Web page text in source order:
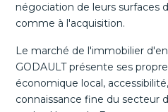
négociation de leurs surfaces
comme à l'acquisition.
Le marché de l'immobilier
GODAULT présente ses
économique local,
connaissance fine du secteur